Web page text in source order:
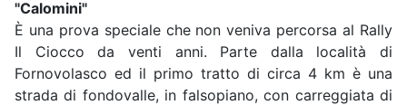
"Calomini"
È una prova speciale che non veniva percorsa al Rally
Il Ciocco da venti anni. Parte dalla località di
Fornovolasco ed il primo tratto di circa 4 km è una
strada di fondovalle, in falsopiano, con carreggiata di